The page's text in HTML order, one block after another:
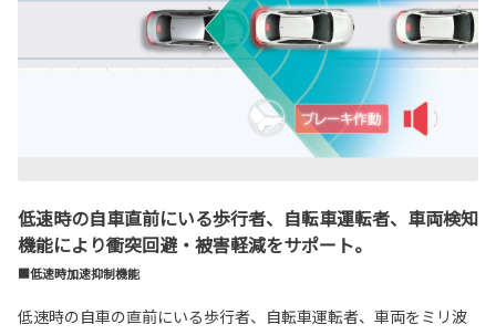
低速時の自車直前にいる歩行者、自転車運転者、車両検知
機能により衝突回避・被害軽減をサポート。
■低速時加速抑制機能
低速時の自車の直前にいる歩行者、自転車運転者、車両をミリ波